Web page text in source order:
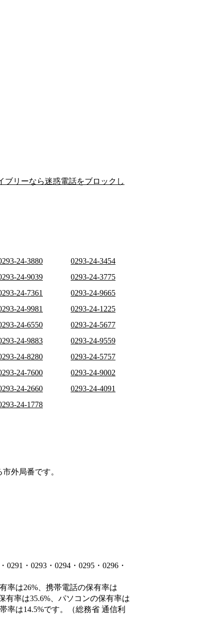
ブリーなら迷惑電話をブロックし
24-3880
0293-24-3454
24-9039
0293-24-3775
24-7361
0293-24-9665
24-9981
0293-24-1225
24-6550
0293-24-5677
24-9883
0293-24-9559
24-8280
0293-24-5757
24-7600
0293-24-9002
24-2660
0293-24-4091
24-1778
外局番です。
・0293・0294・0295・0296・
率は26%、携帯電話の保有率は
有率は35.6%、パソコンの保有率は
率は14.5%です。（総務省 通信利